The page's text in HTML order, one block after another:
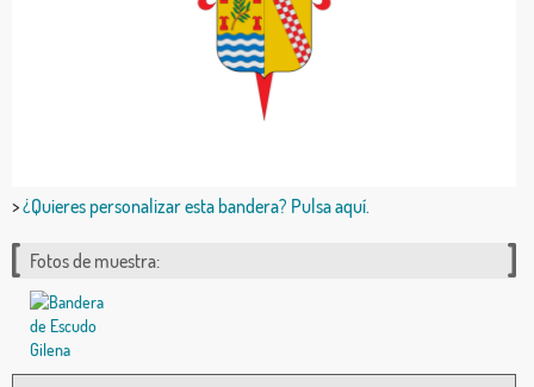
>¿Quieres personalizar esta bandera? Pulsa aquí.
Fotos de muestra: